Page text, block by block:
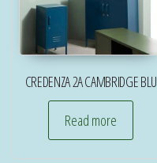
CREDENZA 2A CAMBRIDGE BLU
Read more